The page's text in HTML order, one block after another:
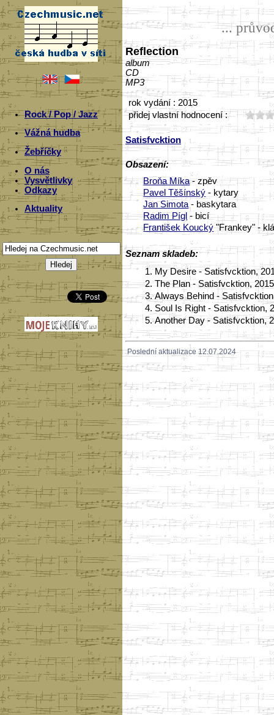
Rock / Pop / Jazz
Vážná hudba
Žebříčky
O nás
Vysvětlivky
Odkazy
Aktuality
...
Reflection
album
CD
MP3
rok vydání : 2015
přidej vlastní hodnocení :
Satisfvcktion
Obsazení:
Broňa Míka- zpěv
Pavel Těšínský- kytary
Jan Simota- baskytara
Radim Pígl - bicí
František Koucký"Frankey" -
Seznam skladeb:
1. My Desire - Satisfvcktion,
2. The Plan - Satisfvcktion, 2015
3. Always Behind -
4. Soul Is Right - Satisfvcktion,
5. Another Day - Satisfvcktion,
Poslední aktualizace 12.07.2024